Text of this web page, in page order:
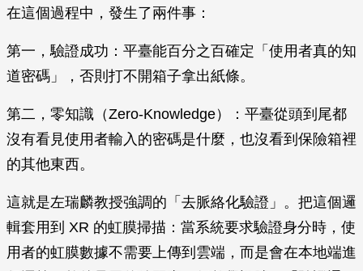
在這個過程中，發生了兩件事：
第一，驗證成功：平臺能百分之百確定「使用者真的知
道密碼」，否則打不開箱子拿出紙條。
第二，零知識（Zero-Knowledge）：平臺從頭到尾都
沒有看見使用者輸入的密碼是什麼，也沒看到保險箱裡
的其他東西。
這就是左瑞麟教授強調的「去脈絡化驗證」。把這個邏
輯套用到 XR 的虹膜掃描：當系統要求驗證身分時，使
用者的虹膜數據不需要上傳到雲端，而是會在本地端進